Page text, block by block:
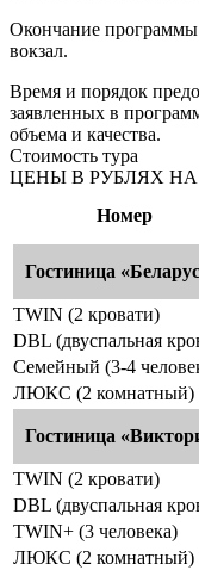
Окончание
вокзал.
Время и порядок
заявленных в
объема и качества.
Стоимость тура
ЦЕНЫ В РУБЛЯХ НА
Номер
Гостиница
TWIN (2 кровати)
DBL (двуспальная
Семейный (3-4
ЛЮКС (2 комнатный)
Гостиница
TWIN (2 кровати)
DBL (двуспальная
TWIN+ (3 человека)
ЛЮКС (2 комнатный)